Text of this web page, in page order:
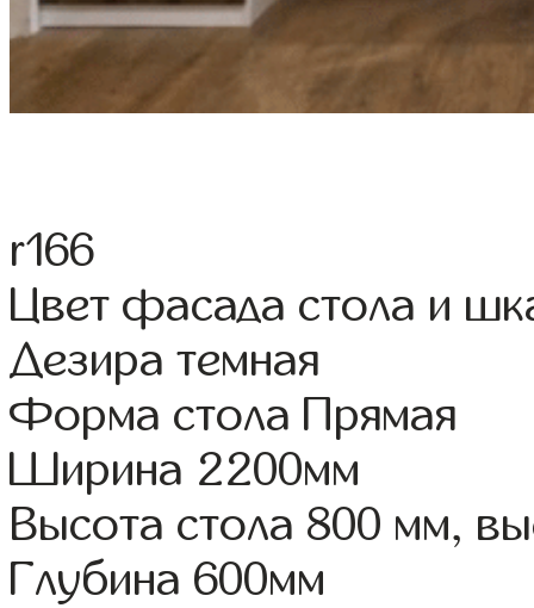
r166
Цвет фасада стола и
Дезира темная
Форма стола Прямая
Ширина 2200мм
Высота стола 800 мм,
Глубина 600мм